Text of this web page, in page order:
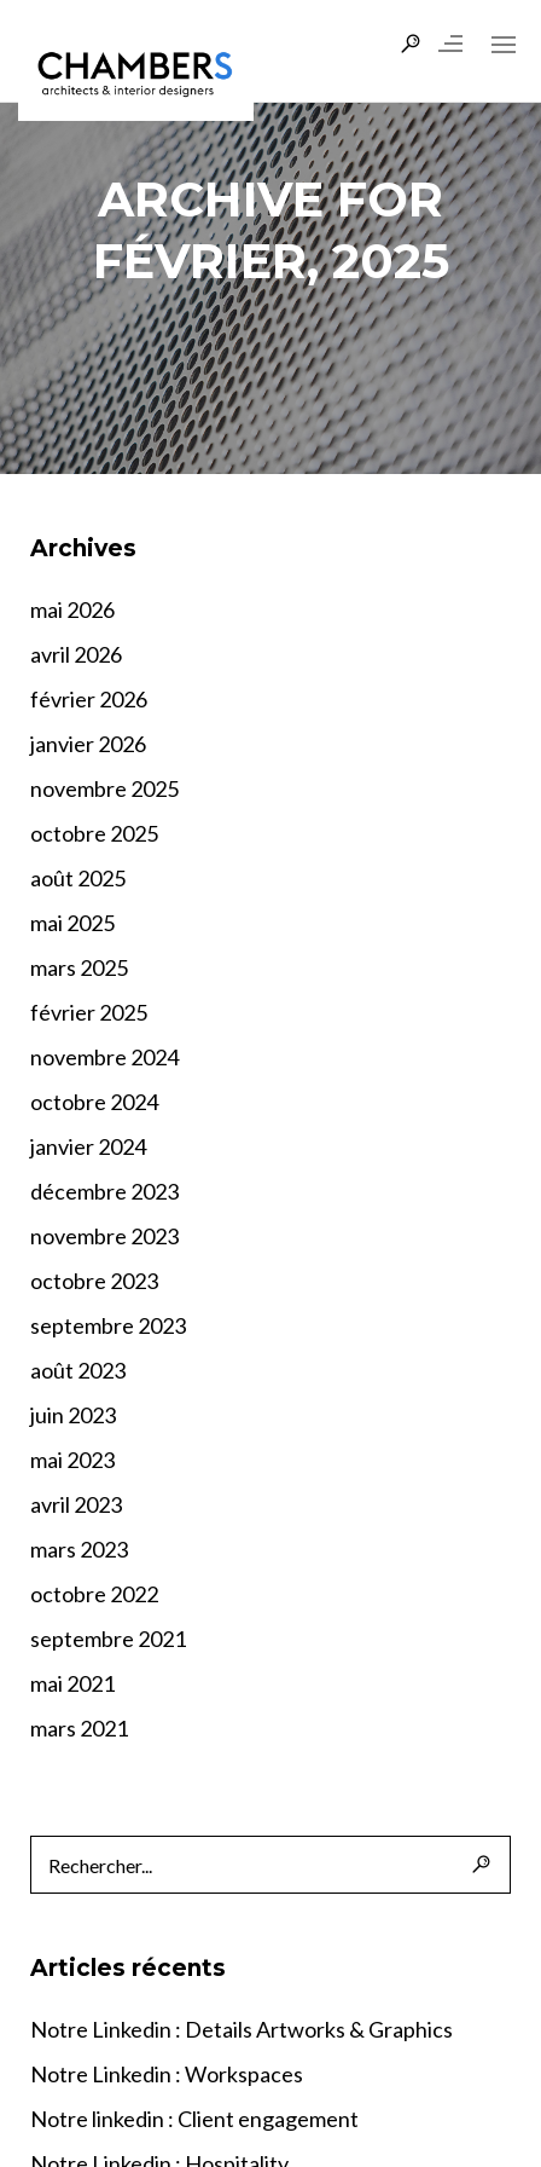
ARCHIVE FOR
FÉVRIER, 2025
Archives
mai 2026
avril 2026
février 2026
janvier 2026
novembre 2025
octobre 2025
août 2025
mai 2025
mars 2025
février 2025
novembre 2024
octobre 2024
janvier 2024
décembre 2023
novembre 2023
octobre 2023
septembre 2023
août 2023
juin 2023
mai 2023
avril 2023
mars 2023
octobre 2022
septembre 2021
mai 2021
mars 2021
Articles récents
Notre Linkedin : Details Artworks & Graphics
Notre Linkedin : Workspaces
Notre linkedin : Client engagement